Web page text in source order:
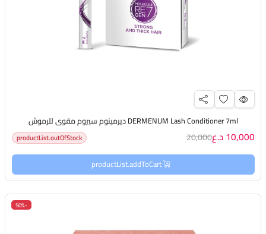
DERMENUM Lash Conditioner 7ml ديرمينوم سيروم مقوي للرموش
10,000 د.ع 20,000
productList.outOfStock
productList.addToCart
-50%